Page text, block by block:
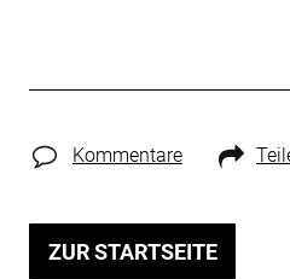
Kommentare
ZUR STARTSEITE